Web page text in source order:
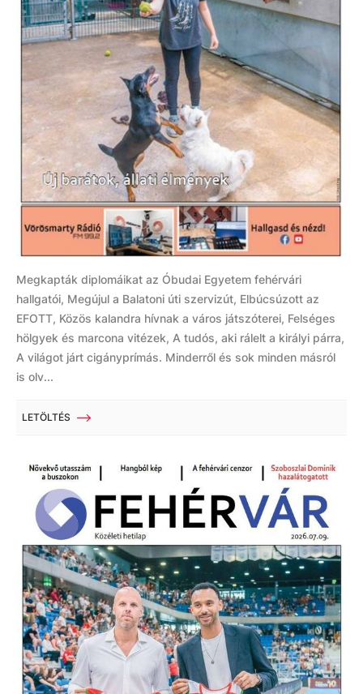
Megkapták diplomáikat az Óbudai Egyetem fehérvári
hallgatói, Megújul a Balatoni úti szervizút, Elbúcsúzott az
EFOTT, Közös kalandra hívnak a város játszóterei, Felséges
hölgyek és marcona vitézek, A tudós, aki rálelt a királyi párra,
A világot járt cigányprímás. Minderről és sok minden másról
is olv...
LETÖLTÉS